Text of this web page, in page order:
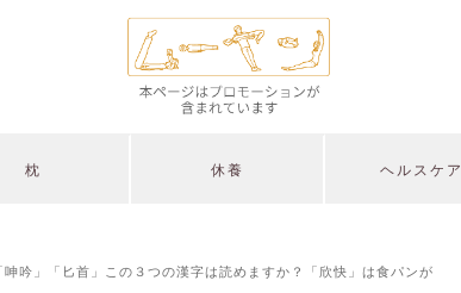
枕 休養 ヘルスケア
呻吟」「匕首」この３つの漢字は読めますか？「欣快」は食パンが